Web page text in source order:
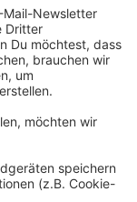
Stationen –